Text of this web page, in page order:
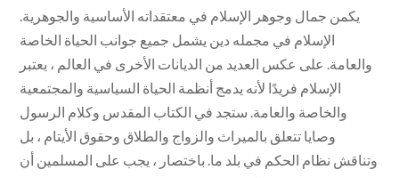
يكمن جمال وجوهر الإسلام في معتقداته الأساسية والجوهرية.
الإسلام في مجمله دين يشمل جميع جوانب الحياة الخاصة
والعامة. على عكس العديد من الديانات الأخرى في العالم ، يعتبر
الإسلام فريدًا لأنه يدمج أنظمة الحياة السياسية والمجتمعية
والخاصة والعامة. ستجد في الكتاب المقدس وكلام الرسول
وصايا تتعلق بالميراث والزواج والطلاق وحقوق الأيتام ، بل
وتناقش نظام الحكم في بلد ما. باختصار ، يجب على المسلمين أن